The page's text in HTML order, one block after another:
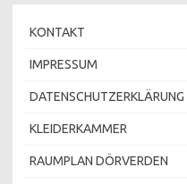
KONTAKT
IMPRESSUM
DATENSCHUTZERKLÄRUNG
KLEIDERKAMMER
RAUMPLAN DÖRVERDEN